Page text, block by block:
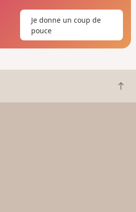
Je donne un coup de
pouce
R
e